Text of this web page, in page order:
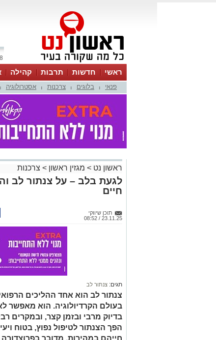
08
ראשי חדשות תרבות קהילה
פנאי בלוגים צרכנות אסטרולוגיה
ראשון נט > מגזין ראשון > צרכנות
לגעת בלב – על צנתור לב
חיים
תוכן שיווקי
23.11.25 / 08:52
תגים: צנתור לב
צנתור לב הוא אחד ההליכים
בעולם הקרדיולוגיה. הוא מאפשר
בדיוק מרבי ובזמן קצר, ובמקרים
הפך הצנתור לטיפול נפוץ, בטוח
חייהם במהירות. מדובר